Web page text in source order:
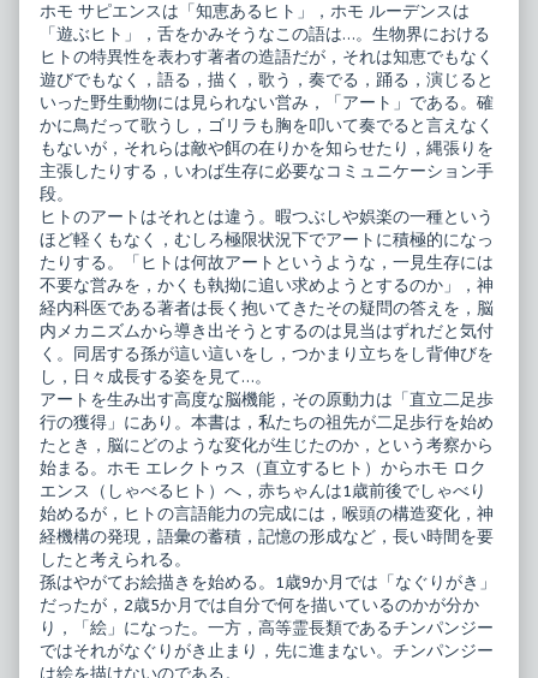
ホモ サピエンスは「知恵あるヒト」，ホモ ルーデンスは
「遊ぶヒト」，舌をかみそうなこの語は…。生物界における
ヒトの特異性を表わす著者の造語だが，それは知恵でもなく
遊びでもなく，語る，描く，歌う，奏でる，踊る，演じると
いった野生動物には見られない営み，「アート」である。確
かに鳥だって歌うし，ゴリラも胸を叩いて奏でると言えなく
もないが，それらは敵や餌の在りかを知らせたり，縄張りを
主張したりする，いわば生存に必要なコミュニケーション手
段。
ヒトのアートはそれとは違う。暇つぶしや娯楽の一種という
ほど軽くもなく，むしろ極限状況下でアートに積極的になっ
たりする。「ヒトは何故アートというような，一見生存には
不要な営みを，かくも執拗に追い求めようとするのか」，神
経内科医である著者は長く抱いてきたその疑問の答えを，脳
内メカニズムから導き出そうとするのは見当はずれだと気付
く。同居する孫が這い這いをし，つかまり立ちをし背伸びを
し，日々成長する姿を見て…。
アートを生み出す高度な脳機能，その原動力は「直立二足歩
行の獲得」にあり。本書は，私たちの祖先が二足歩行を始め
たとき，脳にどのような変化が生じたのか，という考察から
始まる。ホモ エレクトゥス（直立するヒト）からホモ ロク
エンス（しゃべるヒト）へ，赤ちゃんは1歳前後でしゃべり
始めるが，ヒトの言語能力の完成には，喉頭の構造変化，神
経機構の発現，語彙の蓄積，記憶の形成など，長い時間を要
したと考えられる。
孫はやがてお絵描きを始める。1歳9か月では「なぐりがき」
だったが，2歳5か月では自分で何を描いているのかが分か
り，「絵」になった。一方，高等霊長類であるチンパンジー
ではそれがなぐりがき止まり，先に進まない。チンパンジー
は絵を描けないのである。